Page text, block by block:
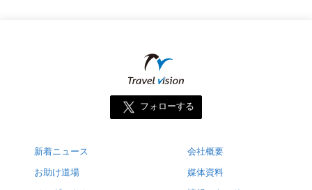
フォローする
新着ニュース
お助け道場
会社概要
媒体資料